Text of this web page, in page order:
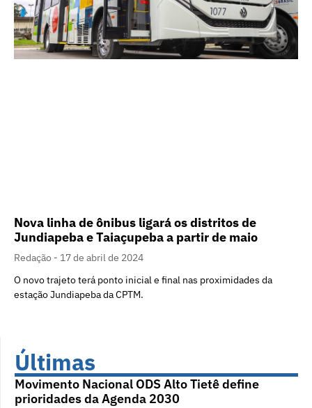
Nova linha de ônibus ligará os distritos de
Jundiapeba e Taiaçupeba a partir de maio
Redação
17 de abril de 2024
O novo trajeto terá ponto inicial e final nas proximidades da
estação Jundiapeba da CPTM.
Últimas
Movimento Nacional ODS Alto Tietê define
prioridades da Agenda 2030